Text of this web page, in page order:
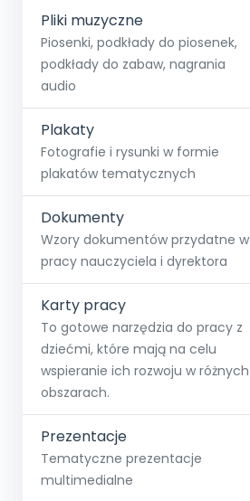
Pliki muzyczne
Piosenki, podkłady do piosenek,
podkłady do zabaw, nagrania
audio
Plakaty
Fotografie i rysunki w formie
plakatów tematycznych
Dokumenty
Wzory dokumentów przydatne w
pracy nauczyciela i dyrektora
Karty pracy
To gotowe narzędzia do pracy z
dziećmi, które mają na celu
wspieranie ich rozwoju w różnych
obszarach.
Prezentacje
Tematyczne prezentacje
multimedialne